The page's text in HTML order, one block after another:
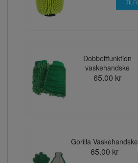
Dobbeltfunktion
vaskehandske
65.00 kr
Gorilla Vaskehandske
65.00 kr